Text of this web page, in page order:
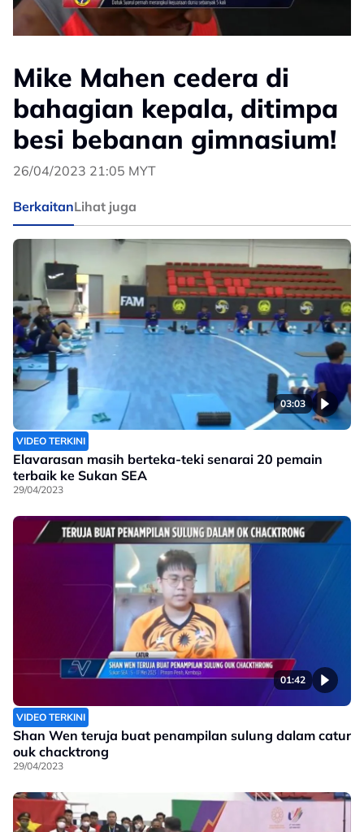
Mike Mahen cedera di
bahagian kepala, ditimpa
besi bebanan gimnasium!
26/04/2023 21:05 MYT
BerkaitanLihat juga
03:03
VIDEO TERKINI
Elavarasan masih berteka-teki senarai 20 pemain
terbaik ke Sukan SEA
29/04/2023
01:42
VIDEO TERKINI
Shan Wen teruja buat penampilan sulung dalam catur
ouk chacktrong
29/04/2023